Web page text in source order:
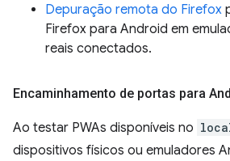
Depuração remota do Firefox
Firefox para Android em
reais conectados.
Encaminhamento de portas para
Ao testar PWAs disponíveis no
dispositivos físicos ou emuladores